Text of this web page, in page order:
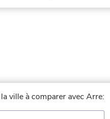
ville à comparer avec Arre: